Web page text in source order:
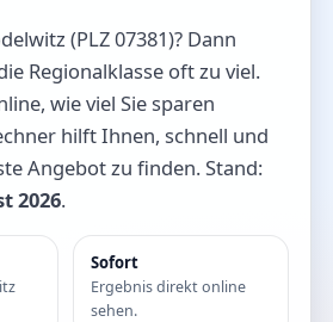
(PLZ 07381)? Dann
Regionalklasse oft zu viel.
wie viel Sie sparen
hilft Ihnen, schnell und
Angebot zu finden. Stand:
2026.
Sofort
Ergebnis direkt online
sehen.